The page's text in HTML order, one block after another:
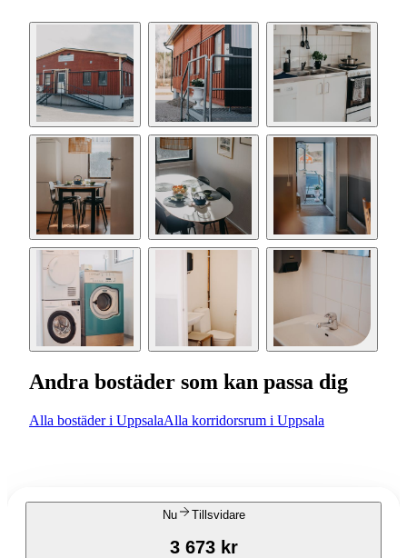
Andra bostäder som kan passa dig
Alla bostäder i UppsalaAlla korridorsrum i Uppsala
Nu Tillsvidare
3 673 kr